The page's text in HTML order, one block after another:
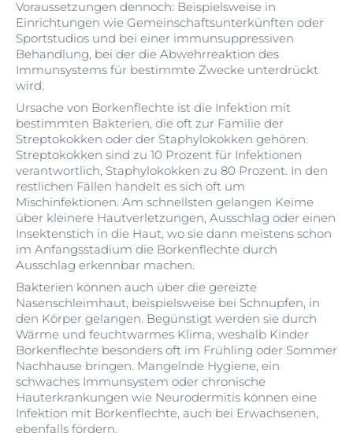
Voraussetzungen dennoch: Beispielsweise in
Einrichtungen wie Gemeinschaftsunterkünften oder
Sportstudios und bei einer immunsuppressiven
Behandlung, bei der die Abwehrreaktion des
Immunsystems für bestimmte Zwecke unterdrückt
wird.
Ursache von Borkenflechte ist die Infektion mit
bestimmten Bakterien, die oft zur Familie der
Streptokokken oder der Staphylokokken gehören.
Streptokokken sind zu 10 Prozent für Infektionen
verantwortlich, Staphylokokken zu 80 Prozent. In den
restlichen Fällen handelt es sich oft um
Mischinfektionen. Am schnellsten gelangen Keime
über kleinere Hautverletzungen, Ausschlag oder einen
Insektenstich in die Haut, wo sie dann meistens schon
im Anfangsstadium die Borkenflechte durch
Ausschlag erkennbar machen.
Bakterien können auch über die gereizte
Nasenschleimhaut, beispielsweise bei Schnupfen, in
den Körper gelangen. Begünstigt werden sie durch
Wärme und feuchtwarmes Klima, weshalb Kinder
Borkenflechte besonders oft im Frühling oder Sommer
Nachhause bringen. Mangelnde Hygiene, ein
schwaches Immunsystem oder chronische
Hauterkrankungen wie Neurodermitis können eine
Infektion mit Borkenflechte, auch bei Erwachsenen,
ebenfalls fördern.